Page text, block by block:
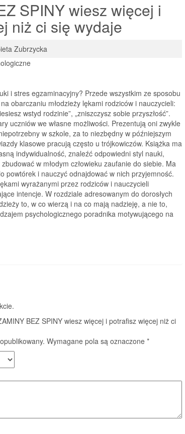
SPINY wiesz więcej i
niż ci się wydaje
Zubrzycka
i stres egzaminacyjny? Przede wszystkim ze sposobu
obarczaniu młodzieży lękami rodziców i nauczycieli:
wstyd rodzinie”, „zniszczysz sobie przyszłość”.
uczniów we własne możliwości. Prezentują oni zwykle
w szkole, za to niezbędny w późniejszym
klasowe pracują często u trójkowiczów. Książka ma
indywidualność, znaleźć odpowiedni styl nauki,
w młodym człowieku zaufanie do siebie. Ma
powtórek i nauczyć odnajdować w nich przyjemność.
wyrażanymi przez rodziców i nauczycieli
intencje. W rozdziale adresowanym do dorosłych
to, w co wierzą i na co mają nadzieję, a nie to,
psychologicznego poradnika motywującego na
BEZ SPINY wiesz więcej i potrafisz więcej niż ci
Wymagane pola są oznaczone *